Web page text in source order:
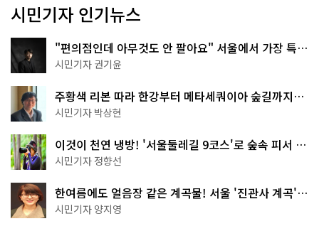
시민기자 인기뉴스
"편의점인데 아무것도 안 팔아요" 서울에서 가장 특별
한 편의점의 정체
시민기자 권기윤
주황색 리본 따라 한강부터 메타세쿼이아 숲길까지…
서울둘레길 15코스
시민기자 박상현
이것이 천연 냉방! '서울둘레길 9코스'로 숲속 피서 떠
나볼까
시민기자 정향선
한여름에도 얼음장 같은 계곡물! 서울 '진관사 계곡'이
천국이네~
시민기자 양지영